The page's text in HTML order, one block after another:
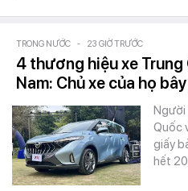
TRONG NƯỚC - 23 GIỜ TRƯỚC
4 thương hiệu xe
Nam: Chủ xe của họ
Người
Quốc
giấy
hết